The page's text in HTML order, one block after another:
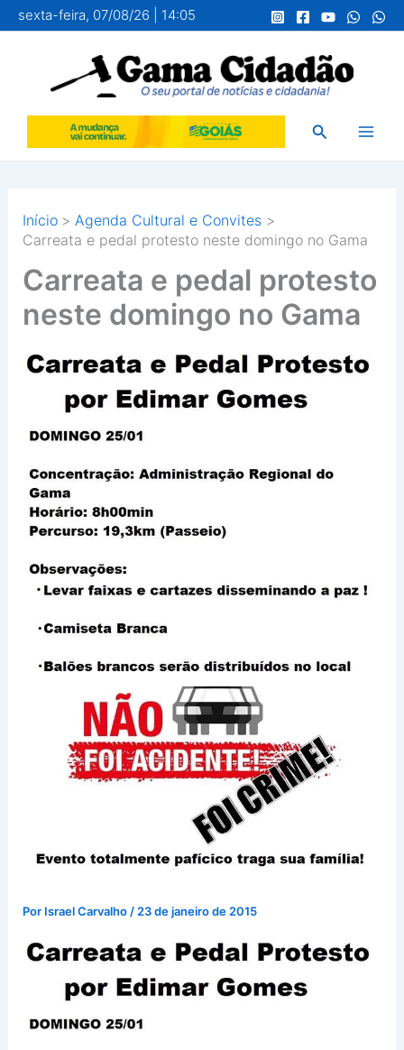
para
conteúdo
sexta-feira, 07/08/26 | 14:05
Pesquisar
Início
Agenda Cultural e Convites
Carreata e pedal protesto neste domingo no Gama
Carreata e pedal protesto
neste domingo no Gama
Por Israel Carvalho/23 de janeiro de 2015